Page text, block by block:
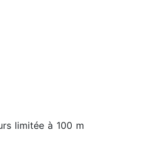
limitée à 100 m